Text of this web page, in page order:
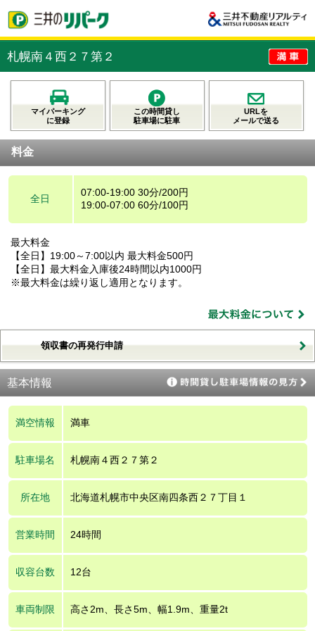
札幌南４西２７第２
マイパーキング
に登録
この時間貸し
駐車場に駐車
URLを
メールで送る
料金
全日
07:00-19:00 30分/200円
19:00-07:00 60分/100円
最大料金
【全日】19:00～7:00以内 最大料金500円
【全日】最大料金入庫後24時間以内1000円
※最大料金は繰り返し適用となります。
領収書の再発行申請
基本情報
満空情報 満車
駐車場名 札幌南４西２７第２
所在地 北海道札幌市中央区南四条西２７丁目１
営業時間 24時間
収容台数 12台
車両制限 高さ2m、長さ5m、幅1.9m、重量2t